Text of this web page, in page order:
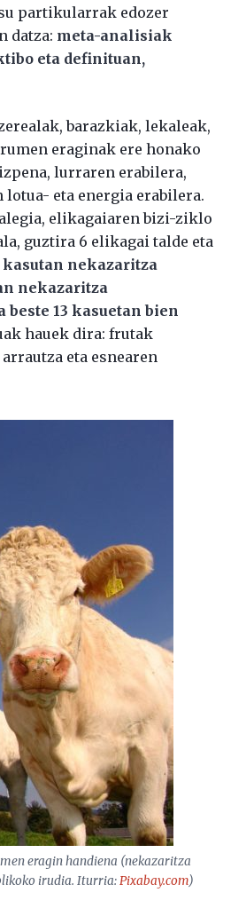
partikularrak edozer
datza: meta-analisiak
eta definituan,
barazkiak, lekaleak,
eraginak ere honako
lurraren erabilera,
eta energia erabilera.
elikagaiaren bizi-ziklo
guztira 6 elikagai talde eta
nekazaritza
nekazaritza
13 kasuetan bien
hauek dira: frutak
eta esnearen
eragin handiena (nekazaritza
irudia. Iturria:Pixabay.com)